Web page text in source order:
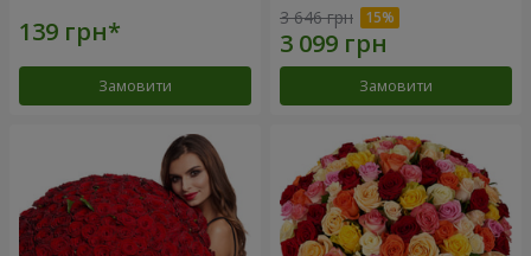
Замовити
3 646 грн
Замовити